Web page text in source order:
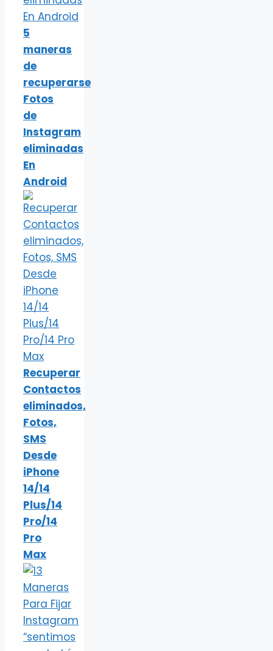
5
maneras
de
recuperarse
Fotos
de
Instagram
eliminadas
En
Android
Recuperar
Contactos
eliminados,
Fotos,
SMS
Desde
iPhone
14/14
Plus/14
Pro/14
Pro
Max